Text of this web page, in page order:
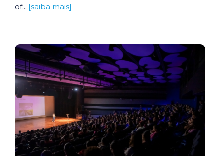
of... [saiba mais]